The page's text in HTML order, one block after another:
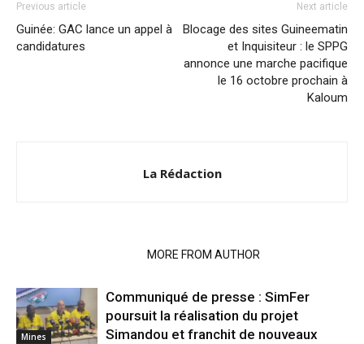
Previous article
Guinée: GAC lance un appel à
candidatures
Next article
Blocage des sites Guineematin
et Inquisiteur : le SPPG
annonce une marche pacifique
le 16 octobre prochain à
Kaloum
La Rédaction
MORE FROM AUTHOR
Mines
Communiqué de presse : SimFer
poursuit la réalisation du projet
Simandou et franchit de nouveaux